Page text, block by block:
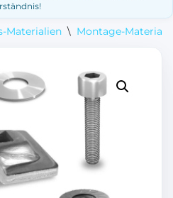
Materialien \ Montage-